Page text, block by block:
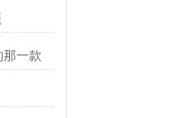
那一款